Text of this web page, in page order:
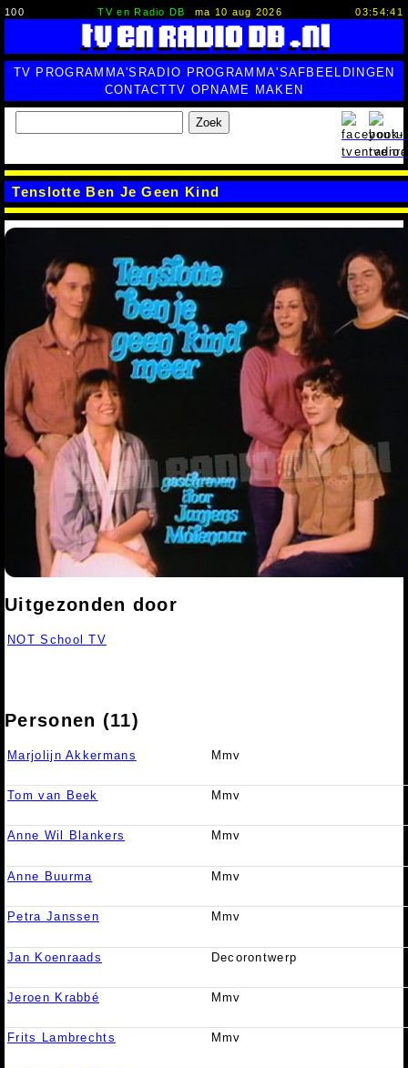
100 TV en Radio DB ma 10 aug 2026 03:54:41
TV PROGRAMMA'S RADIO PROGRAMMA'SAFBEELDINGEN
CONTACTTV OPNAME MAKEN
Zoek
Tenslotte Ben Je Geen Kind
Uitgezonden door
NOT School TV
Personen (11)
Marjolijn Akkermans Mmv
Tom van Beek Mmv
Anne Wil Blankers Mmv
Anne Buurma Mmv
Petra Janssen Mmv
Jan Koenraads Decorontwerp
Jeroen Krabbé Mmv
Frits Lambrechts Mmv